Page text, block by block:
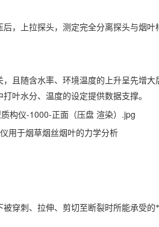
，上拉探头，测定完全分离探头与烟
且随含水率、环境温度的上升呈先增
叶水分、温度的设定提供数据支撑。
用于烟草烟丝烟叶的力学分析
穿刺、拉伸、剪切至断裂时所能承受的